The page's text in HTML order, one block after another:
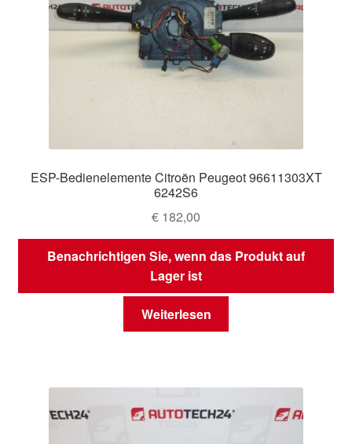
ESP-Bedienelemente Citroën Peugeot 96611303XT
6242S6
€ 182,00
Benachrichtigen Sie, wenn das Produkt auf
Lager ist
Weiterlesen